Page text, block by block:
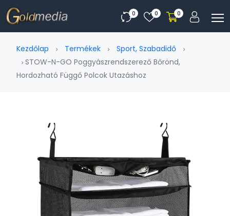
0 0 0
Kezdőlap Termékek
Sport, Szabadidő
STOW-N-GO Poggyászrendszerező Bőrönd,
Hordozható Függő Polcok Utazáshoz